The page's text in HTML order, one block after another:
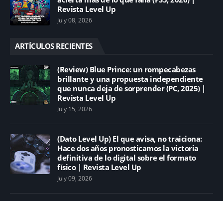
Revista Level Up
July 08, 2026
ARTÍCULOS RECIENTES
(Review) Blue Prince: un rompecabezas
brillante y una propuesta independiente
que nunca deja de sorprender (PC, 2025) |
Revista Level Up
July 15, 2026
(Dato Level Up) El que avisa, no traiciona:
Hace dos años pronosticamos la victoria
definitiva de lo digital sobre el formato
físico | Revista Level Up
July 09, 2026